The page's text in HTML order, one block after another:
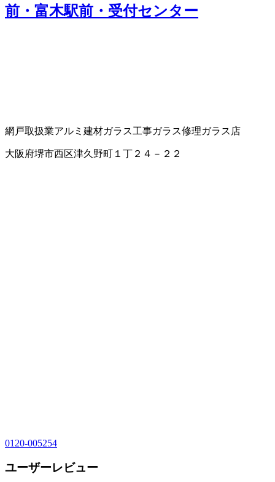
前・富木駅前・受付センター
網戸取扱業アルミ建材ガラス工事ガラス修理ガラス店
大阪府堺市西区津久野町１丁２４－２２
0120-005254
ユーザーレビュー